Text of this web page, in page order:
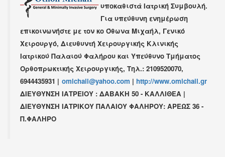
υποκαθιστά Ιατρική Συμβουλή.
Για υπεύθυνη ενημέρωση
επικοινωνήστε με τον κο Όθωνα Μιχαήλ, Γενικό
Χειρουργό, Διευθυντή Χειρουργικής Κλινικής
Ιατρικού Παλαιού Φαλήρου και Υπεύθυνο Τμήματος
Ορθοπρωκτικής Χειρουργικής, Τηλ.: 2109520070,
6944435931 | omichail@yahoo.com | http://www.omichail.gr
ΔΙΕΥΘΥΝΣΗ ΙΑΤΡΕΙΟΥ : ΔΑΒΑΚΗ 50 - ΚΑΛΛΙΘΕΑ |
ΔΙΕΥΘΥΝΣΗ ΙΑΤΡΙΚΟΥ ΠΑΛΑΙΟΥ ΦΑΛΗΡΟΥ: ΑΡΕΩΣ 36 -
Π.ΦΑΛΗΡΟ